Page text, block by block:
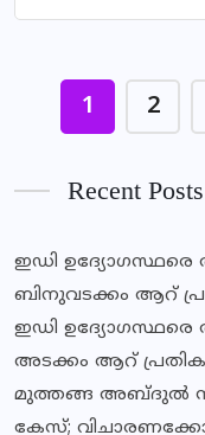
1 2
Recent Posts
ഇഡി
ബിനുവടക്കം ആറ്
ഇഡി ഉദ്യോഗസ്ഥരെ
അടക്കം ആറ്
മുത്തങ്ങ അബ്ദുൽ
കേസ്;